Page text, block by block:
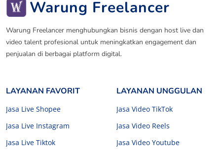
Warung Freelancer
Warung Freelancer menghubungkan bisnis dengan host live dan
video talent profesional untuk meningkatkan engagement dan
penjualan di berbagai platform digital.
LAYANAN FAVORIT
Jasa Live Shopee
Jasa Live Instagram
Jasa Live Tiktok
LAYANAN UNGGULAN
Jasa Video TikTok
Jasa Video Reels
Jasa Video Youtube